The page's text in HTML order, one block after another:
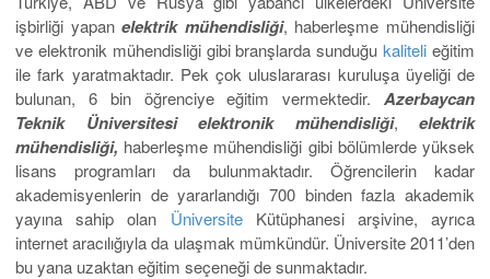
işbirliği yapanelektrik mühendisliği, haberleşme mühendisliği
ve elektronik mühendisliği gibi branşlarda sunduğukaliteli eğitim
ile fark yaratmaktadır. Pek çok uluslararası kuruluşa üyeliği de
bulunan, 6 bin öğrenciye eğitim vermektedir. Azerbaycan
Teknik Üniversitesi elektronik mühendisliği, elektrik
mühendisliği, haberleşme mühendisliği gibi bölümlerde yüksek
lisans programları da bulunmaktadır. Öğrencilerin kadar
akademisyenlerin de yararlandığı 700 binden fazla akademik
yayına sahip olan ÜniversiteKütüphanesi arşivine, ayrıca
internet aracılığıyla da ulaşmak mümkündür. Üniversite 2011’den
bu yana uzaktan eğitim seçeneği de sunmaktadır.